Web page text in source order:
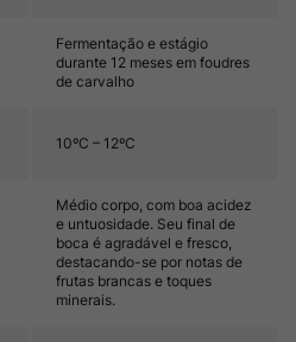
Fermentação e estágio
durante 12 meses em foudres
de carvalho
10ºC – 12ºC
Médio corpo, com boa acidez
e untuosidade. Seu final de
boca é agradável e fresco,
destacando-se por notas de
frutas brancas e toques
minerais.